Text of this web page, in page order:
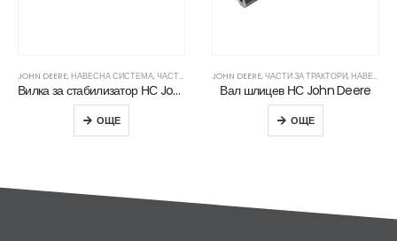
JOHN DEERE,НАВЕСНА СИСТЕМА,ЧАСТИ ЗА ТРАКТОРИ
Вилка за стабилизатор НС John Deere
ОЩЕ
JOHN DEERE,ЧАСТИ ЗА ТРАКТОРИ,НАВЕСНА СИСТЕМА
Вал шлицев НС John Deere
ОЩЕ